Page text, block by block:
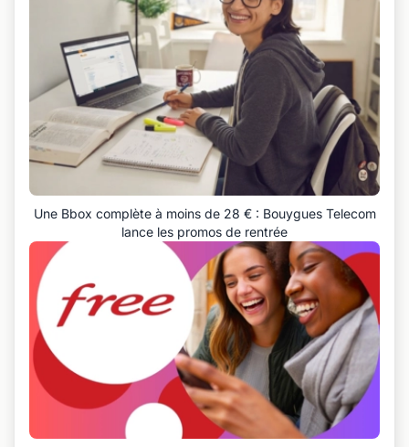
Une Bbox complète à moins de 28 € : Bouygues Telecom
lance les promos de rentrée